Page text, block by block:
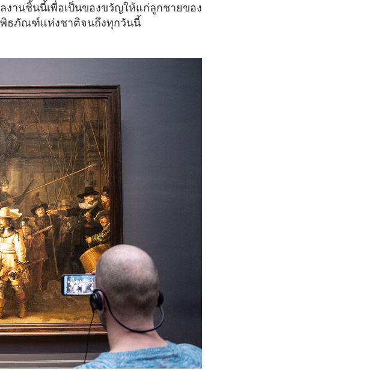
านชิ้นนี้เพื่อเป็นของขวัญให้แก่ลูกชายของ
พิธภัณฑ์แห่งชาติจนถึงทุกวันนี้